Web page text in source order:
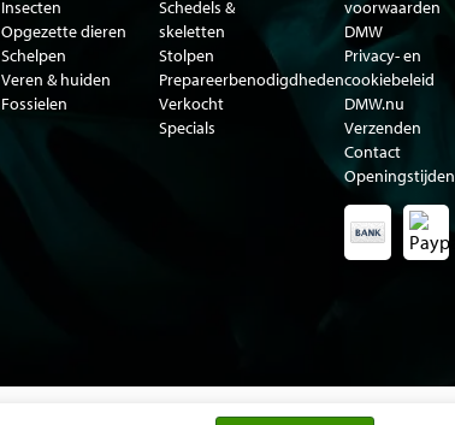
Insecten
Opgezette dieren
Schelpen
Veren & huiden
Fossielen
Schedels &
skeletten
Stolpen
Prepareerbenodigdheden
Verkocht
Specials
voorwaarden
DMW
Privacy- en
cookiebeleid
DMW.nu
Verzenden
Contact
Openingstijden